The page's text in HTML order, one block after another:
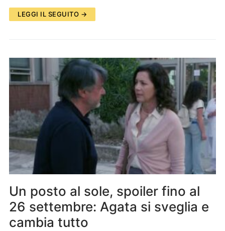
LEGGI IL SEGUITO →
Un posto al sole, spoiler fino al
26 settembre: Agata si sveglia e
cambia tutto